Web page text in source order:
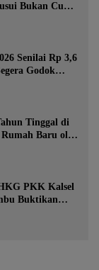
Bukan Cuma
Senilai Rp 3,6
Godok
Tinggal di
Baru oleh
PKK Kalsel
Buktikan